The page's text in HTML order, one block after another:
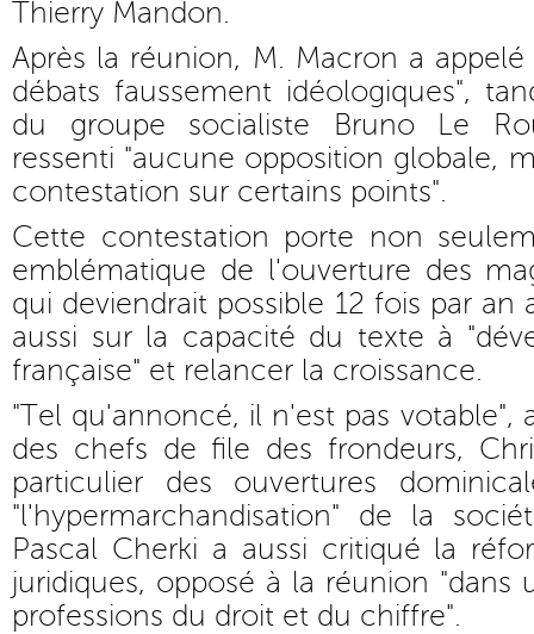
Thierry Mandon.
Après la réunion, M. Macron a
débats faussement idéologiques",
du groupe socialiste Bruno Le
ressenti "aucune opposition globale,
contestation sur certains points".
Cette contestation porte non
emblématique de l'ouverture des
qui deviendrait possible 12 fois par an
aussi sur la capacité du texte à
française" et relancer la croissance.
"Tel qu'annoncé, il n'est pas votable",
des chefs de file des frondeurs,
particulier des ouvertures
"l'hypermarchandisation" de la
Pascal Cherki a aussi critiqué la
juridiques, opposé à la réunion
professions du droit et du chiffre".